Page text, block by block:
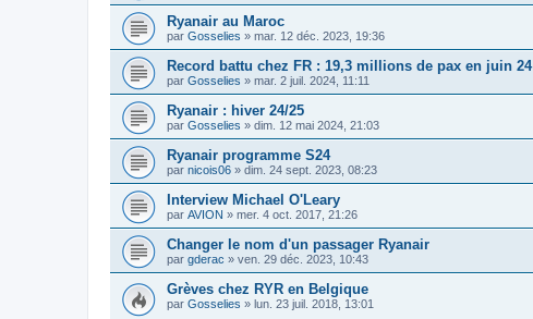
Ryanair au Maroc
par Gosselies » mar. 12 déc. 2023, 19:36
Record battu chez FR : 19,3 millions de pax en juin 24
par Gosselies » mar. 2 juil. 2024, 11:11
Ryanair : hiver 24/25
par Gosselies » dim. 12 mai 2024, 21:03
Ryanair programme S24
par nicois06 » dim. 24 sept. 2023, 08:23
Interview Michael O'Leary
par AVION » mer. 4 oct. 2017, 21:26
Changer le nom d'un passager Ryanair
par gderac » ven. 29 déc. 2023, 10:43
Grèves chez RYR en Belgique
par Gosselies » lun. 23 juil. 2018, 13:01